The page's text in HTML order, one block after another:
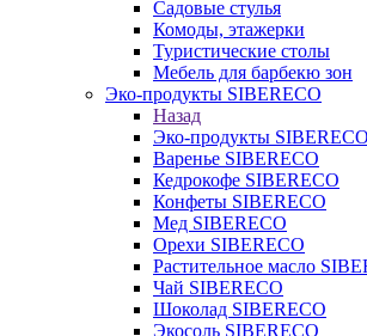
Садовые стулья
Комоды, этажерки
Туристические столы
Мебель для барбекю зон
Эко-продукты SIBERECO
Назад
Эко-продукты SIBERECO
Варенье SIBERECO
Кедрокофе SIBERECO
Конфеты SIBERECO
Мед SIBERECO
Орехи SIBERECO
Растительное масло
Чай SIBERECO
Шоколад SIBERECO
Экосоль SIBERECO